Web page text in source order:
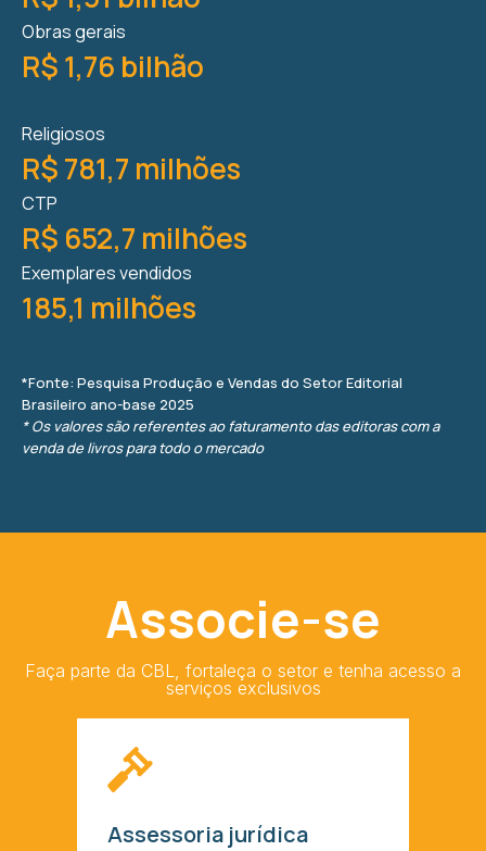
Obras gerais
R$ 1,76 bilhão
Religiosos
R$ 781,7 milhões
CTP
R$ 652,7 milhões
Exemplares vendidos
185,1 milhões
*Fonte: Pesquisa Produção e Vendas do Setor Editorial
Brasileiro ano-base 2025
* Os valores são referentes ao faturamento das editoras com a
venda de livros para todo o mercado
Associe-se
Faça parte da CBL, fortaleça o setor e tenha acesso a
serviços exclusivos
Assessoria jurídica